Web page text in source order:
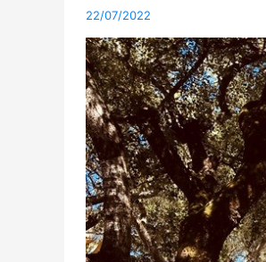
22/07/2022